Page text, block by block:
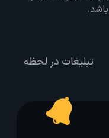
تبلیغات در لحظه